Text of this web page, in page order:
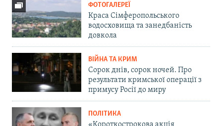
ФОТОГАЛЕРЕЇ
Краса Сімферопольського
водосховища та занедбаність
довкола
ВІЙНА ТА КРИМ
Сорок днів, сорок ночей. Про
результати кримської операції з
примусу Росії до миру
ПОЛІТИКА